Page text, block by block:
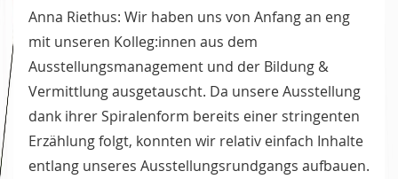
Anna Riethus: Wir haben uns von Anfang an eng
mit unseren Kolleg:innen aus dem
Ausstellungsmanagement und der Bildung &
Vermittlung ausgetauscht. Da unsere Ausstellung
dank ihrer Spiralenform bereits einer stringenten
Erzählung folgt, konnten wir relativ einfach Inhalte
entlang unseres Ausstellungsrundgangs aufbauen.